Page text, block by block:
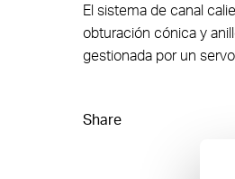
El sistema de canal
obturación cónica y
gestionada por un
Share